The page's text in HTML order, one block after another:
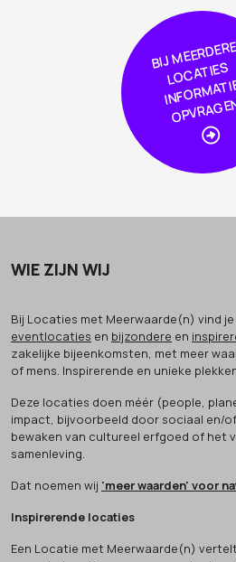
S
WIE ZIJN WIJ
Bij Locaties met Meerwaarde(n) vind je
eventlocaties en bijzondere en
zakelijke bijeenkomsten, met meer
of mens. Inspirerende en unieke
Deze locaties doen méér (people,
impact, bijvoorbeeld door sociaal en/
bewaken van cultureel erfgoed of het
samenleving.
Dat noemen wij 'meer waarden' voor
Inspirerende locaties
Een Locatie met Meerwaarde(n)